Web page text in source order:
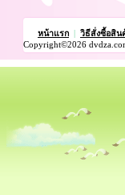
หน้าแรก
วิธีสั่งซื้อสิน
Copyright©2026